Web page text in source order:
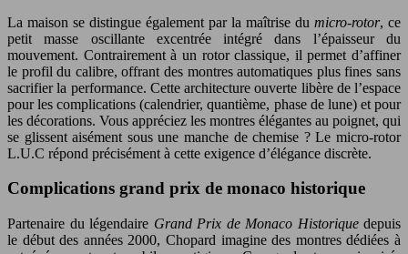
La maison se distingue également par la maîtrise du micro-rotor, ce
petit masse oscillante excentrée intégré dans l’épaisseur du
mouvement. Contrairement à un rotor classique, il permet d’affiner
le profil du calibre, offrant des montres automatiques plus fines sans
sacrifier la performance. Cette architecture ouverte libère de l’espace
pour les complications (calendrier, quantième, phase de lune) et pour
les décorations. Vous appréciez les montres élégantes au poignet, qui
se glissent aisément sous une manche de chemise ? Le micro-rotor
L.U.C répond précisément à cette exigence d’élégance discrète.
Complications grand prix de monaco historique
Partenaire du légendaire Grand Prix de Monaco Historiquedepuis
le début des années 2000, Chopard imagine des montres dédiées à